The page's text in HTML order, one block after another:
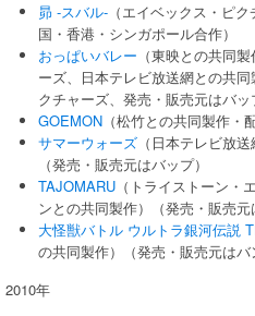
昴 -スバル- （エイベックス・ピ
国・香港・シンガポール合作）
おっぱいバレー （東映との共同
ーズ、日本テレビ放送網との共
クチャーズ、発売・販売元はバッ
GOEMON （松竹との共同製作・
サマーウォーズ （日本テレビ放
（発売・販売元はバップ）
TAJOMARU （トライストーン・
ンとの共同製作）（発売・販売元
大怪獣バトル ウルトラ銀河伝説
の共同製作）（発売・販売元はバ
2010年